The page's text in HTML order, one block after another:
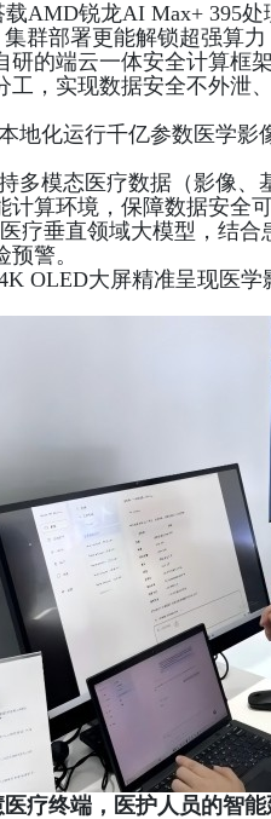
载AMD锐龙AI Max+ 395
集群部署更能解锁超强算
研的端云一体安全计算框
工，实现数据安全不外泄
地化运行千亿参数医学影
多模态医疗数据（影像、
计算环境，保障数据安全
疗垂直领域大模型，结
警。
OLED大屏精准呈现医
疗终端，医护人员的智